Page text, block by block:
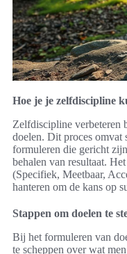
Hoe je je zelfdiscipline
Zelfdiscipline verbeteren
doelen. Dit proces omvat
formuleren die gericht
behalen van resultaat.
(Specifiek, Meetbaar,
hanteren om de kans op
Stappen om doelen te
Bij het formuleren van
te scheppen over wat